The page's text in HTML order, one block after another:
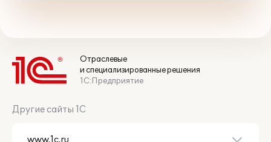
Отраслевые
и специализированные решения
1С:Предприятие
Другие сайты 1С